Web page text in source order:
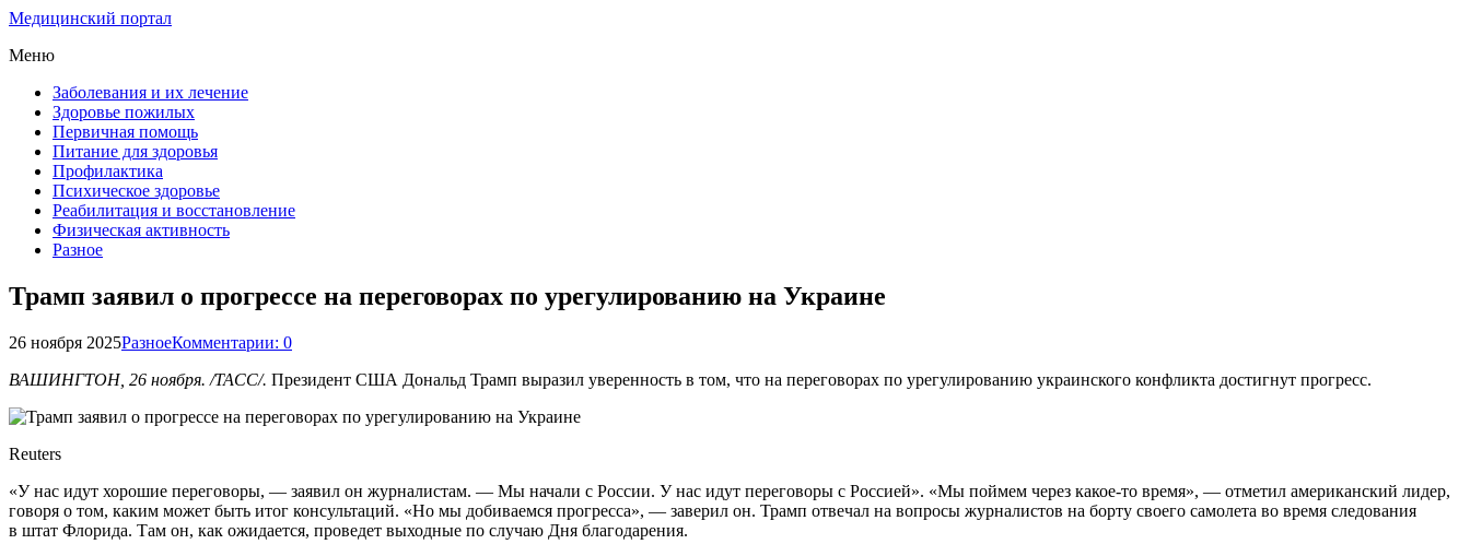
Медицинский портал
Меню
Заболевания и их лечение
Здоровье пожилых
Первичная помощь
Питание для здоровья
Профилактика
Психическое здоровье
Реабилитация и восстановление
Физическая активность
Разное
Трамп заявил о прогрессе на переговорах по урегулированию на Украине
26 ноября 2025РазноеКомментарии: 0
ВАШИНГТОН, 26 ноября. /ТАСС/. Президент США Дональд Трамп выразил уверенность в том, что на переговорах по урегулированию украинского конфликта достигнут прогресс.
Reuters
«У нас идут хорошие переговоры, — заявил он журналистам. — Мы начали с России. У нас идут переговоры с Россией». «Мы поймем через какое-то время», — отметил американский лидер,
говоря о том, каким может быть итог консультаций. «Но мы добиваемся прогресса», — заверил он. Трамп отвечал на вопросы журналистов на борту своего самолета во время следования
в штат Флорида. Там он, как ожидается, проведет выходные по случаю Дня благодарения.